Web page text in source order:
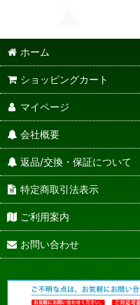
ホーム
ショッピングカート
マイページ
会社概要
返品/交換・保証について
特定商取引法表示
ご利用案内
お問い合わせ